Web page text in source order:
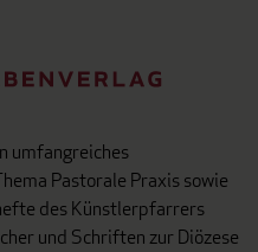
umfangreiches
Pastorale Praxis sowie
des Künstlerpfarrers
und Schriften zur Diözese